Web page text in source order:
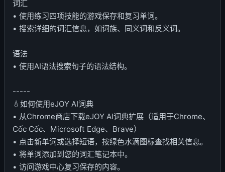
词汇
• 使用练习四项技能的游戏保存和复习单词。
• 搜索详细的词汇信息，如词族、同义词和反义词。
语法
• 使用AI语法搜索句子的语法结构。
-----
💧如何使用eJOY AI词典
• 从Chrome商店下载eJOY AI词典扩展（适用于Chrome、
Cốc Cốc、Microsoft Edge、Brave）
• 点击新单词或选择短语，按绿色水滴图标查找相关信息。
• 将单词添加到您的词汇笔记本中。
• 访问游戏中心复习保存的内容。